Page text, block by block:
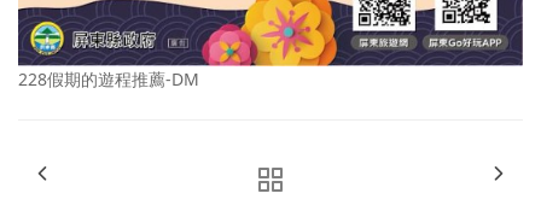
228假期的遊程推薦-DM